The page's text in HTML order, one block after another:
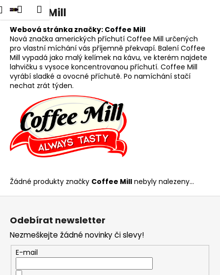
Přejít
na
obsah
Přihlášení
Nákupní
košík
Menu
Coffee Mill
Webová stránka značky: Coffee Mill
Nová značka amerických příchutí Coffee Mill určených
pro vlastní míchání vás příjemně překvapí. Balení Coffee
Mill vypadá jako malý kelímek na kávu, ve kterém najdete
lahvičku s vysoce koncentrovanou příchutí. Coffee Mill
vyrábí sladké a ovocné příchutě. Po namíchání stačí
nechat zrát týden.
Žádné produkty značky Coffee Mill nebyly nalezeny...
K
o Zpět
Zpět
C
o
p
o
e
b
u
e
t
n
a
j
Odebírat newsletter
Nezmeškejte žádné novinky či slevy!
E-mail